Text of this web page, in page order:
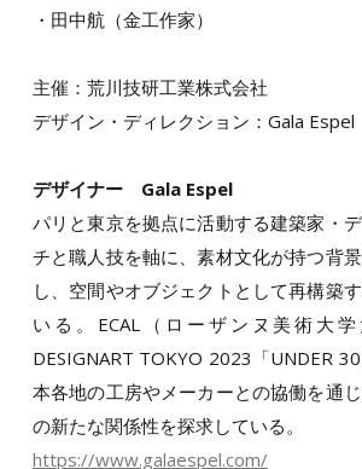
・田中航（金工作家）
主催：荒川技研工業株式会社
デザイン・ディレクション：Gala Espel
デザイナー Gala Espel
パリと東京を拠点に活動する建築家・
チと職人技を軸に、素材文化が持つ背
し、空間やオブジェクトとして再構築
いる。ECAL（ローザンヌ美術大学
DESIGNART TOKYO 2023「UNDER
本各地の工房やメーカーとの協働を通
の新たな関係性を探求している。
https://www.galaespel.com/